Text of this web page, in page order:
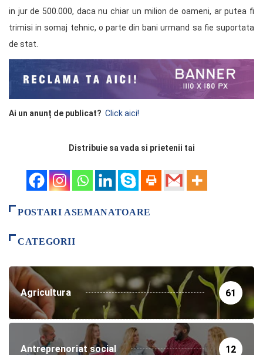
in jur de 500.000, daca nu chiar un milion de oameni, ar putea fi
trimisi in somaj tehnic, o parte din bani urmand sa fie suportata
de stat.
Ai un anunț de publicat? Click aici!
Distribuie sa vada si prietenii tai
POSTARI ASEMANATOARE
CATEGORII
Agricultura 61
Antreprenoriat social 12